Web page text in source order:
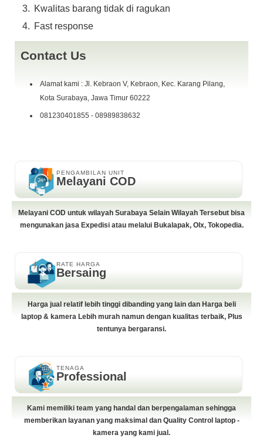
Kwalitas barang tidak di ragukan
Fast response
Contact Us
Alamat kami : Jl. Kebraon V, Kebraon, Kec. Karang Pilang,
Kota Surabaya, Jawa Timur 60222
081230401855 - 08989838632
PENGAMBILAN UNIT
Melayani COD
Melayani COD untuk wilayah Surabaya Selain Wilayah Tersebut bisa
mengunakan jasa Expedisi atau melalui Bukalapak, Olx, Tokopedia.
RATE HARGA
Bersaing
Harga jual relatif lebih tinggi dibanding yang lain dan Harga beli
laptop & kamera Lebih murah namun dengan kualitas terbaik, Plus
tentunya bergaransi.
TENAGA
Professional
Kami memiliki team yang handal dan berpengalaman sehingga
memberikan layanan yang maksimal dan Quality Control laptop -
kamera yang kami jual.